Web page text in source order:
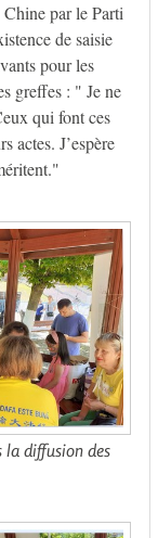
Chine par le Parti
de saisie
pour les
greffes : " Je ne
qui font ces
actes. J’espère
diffusion des